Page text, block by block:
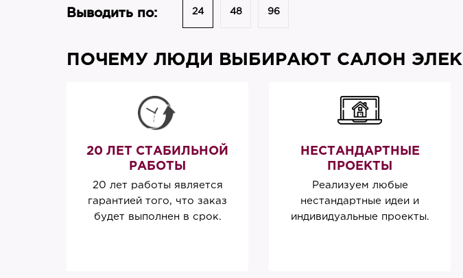
Выводить по: 24 48 96
ПОЧЕМУ ЛЮДИ ВЫБИРАЮТ САЛОН
20 ЛЕТ СТАБИЛЬНОЙ
РАБОТЫ
20 лет работы является
гарантией того, что заказ
будет выполнен в срок.
НЕСТАНДАРТНЫЕ
ПРОЕКТЫ
Реализуем любые
нестандартные идеи и
индивидуальные проекты.